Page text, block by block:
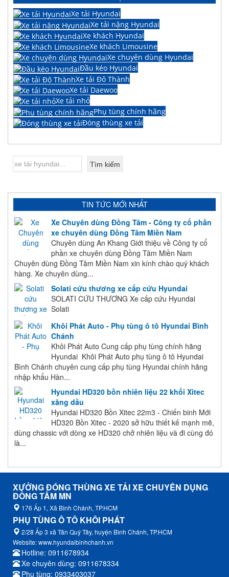
Xe tải Hyundai
Xe tải nặng Hyundai
Xe khách Hyundai
Xe khách Limousine
Xe chuyên dùng Hyundai
Đầu kéo Hyundai
Xe tải Đô Thành
Xe tải Daewoo
Xe tải nhỏ
Phụ tùng chính hãng
Đóng thùng xe tải
TIN TỨC MỚI NHẤT
Xe Chuyên dùng Đồng Tâm - Công ty cổ phần
xe chuyên dùng Đồng Tâm Miền Nam
Chuyên dùng An Khang Giới thiệu về Công ty cổ
phần xe chuyên dùng Đồng Tâm Miền Nam
Chuyên dùng Đồng Tâm Miền Nam xin kính chào quý khách
hàng. Xe chuyên dùng...
Solati cứu thương xe cấp cứu Hyundai
SOLATI CỨU THƯƠNG Xe cấp cứu Hyundai
Solati
Khôi Phát Auto - Phụ tùng ô tô Hyundai Bình
Chánh
Khôi Phát Auto Cung cấp phụ tùng chính hãng
Hyundai Khôi Phát Auto phụ tùng ô tô Hyundai
Bình Chánh chuyên cung cấp phụ tùng Hyundai chính hãng
nhập khẩu Hàn...
Hyundai HD320 bồn nhiên liệu 22 khối Xitec
xăng dầu
Hyundai HD320 Bồn Xitec 22m3 - Chiến binh Mới
HD320 Bồn Xitec - 2020 sở hữu thiết kế mạnh mẽ,
dùng chassic với dòng xe HD320 chở nhiên liệu và đi cùng đó
là...
XƯỞNG ĐÓNG THÙNG XE TẢI XE CHUYÊN DỤNG
ĐỒNG TÂM MN
176 Ấp 1, Xã Bình Chánh, TP.HCM
PHỤ TÙNG Ô TÔ KHÔI PHÁT
2/28 Ấp 3 xã Tân Quý Tây, huyện Bình Chánh, TP.HCM
Website: www.hyundaibinhchanh.vn
Hotline: 0911678934
Xe chuyên dùng: 0911678334
Phụ tùng: 0933403037